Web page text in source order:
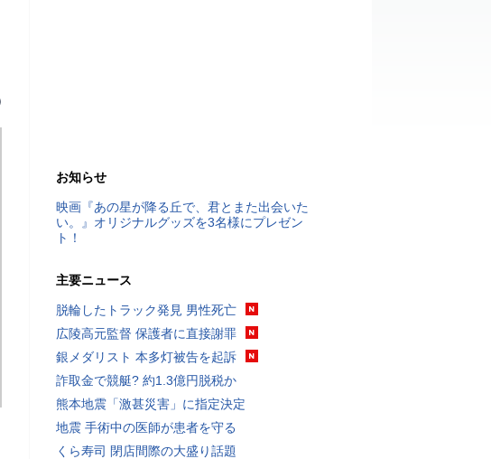
お知らせ
映画『あの星が降る丘で、君とまた出会いた
い。』オリジナルグッズを3名様にプレゼン
ト！
主要ニュース
脱輪したトラック発見 男性死亡
広陵高元監督 保護者に直接謝罪
銀メダリスト 本多灯被告を起訴
詐取金で競艇? 約1.3億円脱税か
熊本地震「激甚災害」に指定決定
地震 手術中の医師が患者を守る
くら寿司 閉店間際の大盛り話題